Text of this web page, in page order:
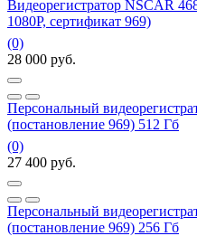
Видеорегистратор NSCAR
1080Р, сертификат 969)
(0)
28 000 руб.
Персональный
(постановление 969) 512 Гб
(0)
27 400 руб.
Персональный
(постановление 969) 256 Гб